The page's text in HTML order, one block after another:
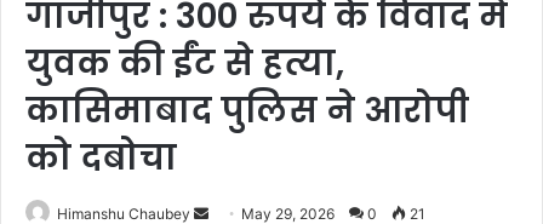
गाजीपुर : 300 रुपये के विवाद में
युवक की ईंट से हत्या,
कासिमाबाद पुलिस ने आरोपी
को दबोचा
Himanshu Chaubey May 29, 2026 0 21